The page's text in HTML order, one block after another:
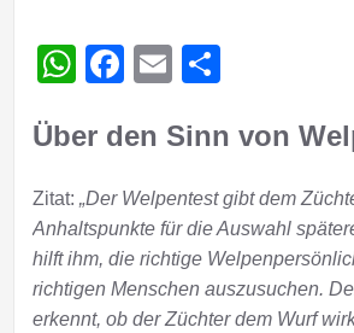
WhatsApp
Facebook
Email
Über den Sinn von
Zitat: „Der Welpentest gibt dem
Anhaltspunkte für die Auswahl
hilft ihm, die richtige
richtigen Menschen auszusuchen.
erkennt, ob der Züchter dem Wurf